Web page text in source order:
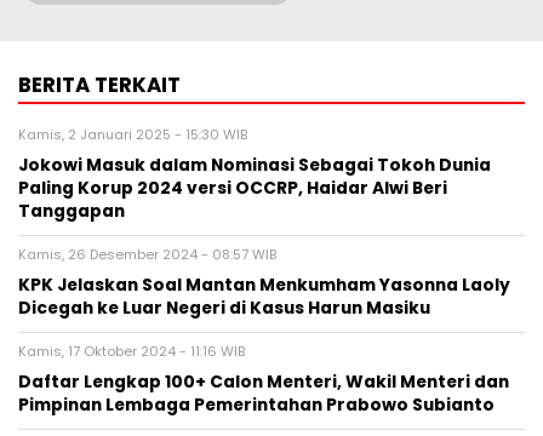
BERITA TERKAIT
Kamis, 2 Januari 2025 - 15:30 WIB
Jokowi Masuk dalam Nominasi Sebagai Tokoh Dunia
Paling Korup 2024 versi OCCRP, Haidar Alwi Beri
Tanggapan
Kamis, 26 Desember 2024 - 08:57 WIB
KPK Jelaskan Soal Mantan Menkumham Yasonna Laoly
Dicegah ke Luar Negeri di Kasus Harun Masiku
Kamis, 17 Oktober 2024 - 11:16 WIB
Daftar Lengkap 100+ Calon Menteri, Wakil Menteri dan
Pimpinan Lembaga Pemerintahan Prabowo Subianto